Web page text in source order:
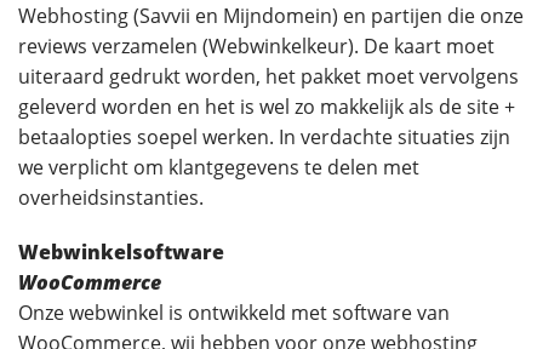
Webhosting (Savvii en Mijndomein) en partijen die onze
reviews verzamelen (Webwinkelkeur). De kaart moet
uiteraard gedrukt worden, het pakket moet vervolgens
geleverd worden en het is wel zo makkelijk als de site +
betaalopties soepel werken. In verdachte situaties zijn
we verplicht om klantgegevens te delen met
overheidsinstanties.
Webwinkelsoftware
WooCommerce
Onze webwinkel is ontwikkeld met software van
WooCommerce, wij hebben voor onze webhosting